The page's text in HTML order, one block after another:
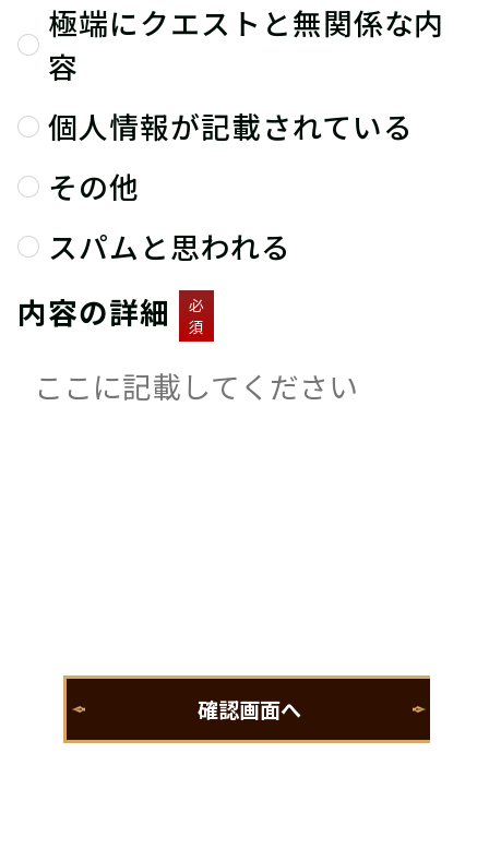
極端にクエストと無関係な内
容
個人情報が記載されている
その他
スパムと思われる
内容の詳細
必
須